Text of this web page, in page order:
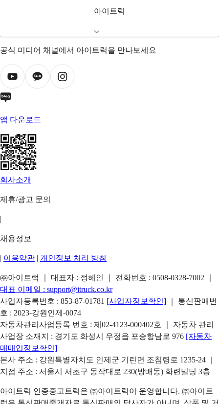
아이트럭
공식 미디어 채널에서 아이트럭을 만나보세요
앱 다운로드
회사소개 |
제휴/광고 문의
|
채용정보
| 이용약관 | 개인정보 처리 방침
㈜아이트럭 ｜ 대표자 : 정혜인 ｜ 전화번호 : 0508-0328-7002
대표 이메일 : support@itruck.co.kr
사업자등록번호 : 853-87-01781 [사업자정보확인]
｜ 통신판매번
호 : 2023-강원인제-0074
자동차관리사업등록 번호 : 제02-4123-000402호 ｜ 자동차 관리
사업장 소재지 : 경기도 화성시 우정읍 포승항남로 976 [자동차
매매업정보확인]
본사 주소 : 강원특별자치도 인제군 기린면 조침령로 1235-24 ｜
지점 주소 : 서울시 서초구 동작대로 230(방배동) 화련빌딩 3층
아이트럭 인증중고트럭은 ㈜아이트럭이 운영합니다. ㈜아이트